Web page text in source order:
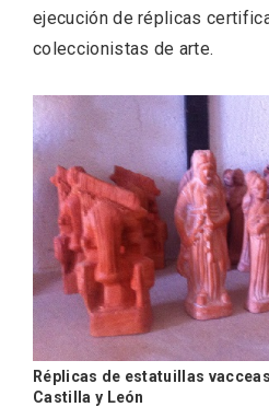
ejecución de réplicas
coleccionistas de arte.
Réplicas de estatuillas
Castilla y León
visitar Sepúlveda